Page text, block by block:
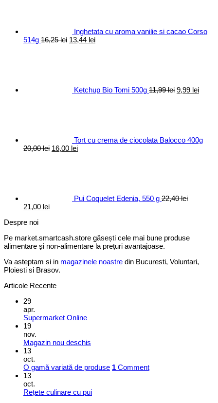
Inghetata cu aroma vanilie si cacao Corso
514g 16,25lei Prețul
13,44 leiPrețul
Ketchup Bio Tomi 500g 11,99lei 9,99 lei
Tort cu crema de ciocolata Balocco 400g
20,00lei Prețul
16,00 leiPrețul
Pui Coquelet Edenia, 550 g 22,40lei
Prețul
a
22,40 lei.
21,00 leiPrețul
Despre noi
Pe market.smartcash.store găsești cele mai bune produse
alimentare și non-alimentare la prețuri avantajoase.
Va asteptam si in magazinele noastre din Bucuresti, Voluntari,
Ploiesti si Brasov.
Articole Recente
29
apr.
Supermarket Online
19
nov.
Magazin nou deschis
13
oct.
O gamă variată de produse 1 Comment
13
oct.
Rețete culinare cu pui